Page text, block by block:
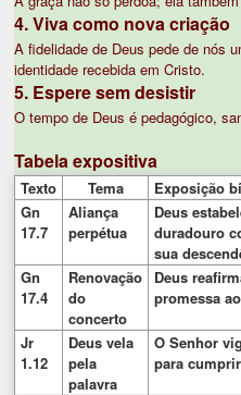
4. Viva como nova criação
A fidelidade de Deus pede de nós
identidade recebida em Cristo.
5. Espere sem desistir
O tempo de Deus é pedagógico,
Tabela expositiva
Texto Tema Exposição
Gn
17.7
Aliança
perpétua
Deus
duradouro
sua
Gn
17.4
Renovação
do
concerto
Deus
promessa
Jr
1.12
Deus vela
pela
palavra
O Senhor
para